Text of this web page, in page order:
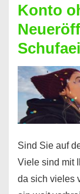
Sie
einen
Kredit
ohne
Konto
Sind Sie auf
Viele sind mit
da sich vieles